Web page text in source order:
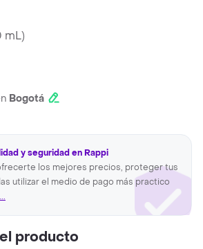
mL)
Bogotá
y seguridad en Rappi
los mejores precios, proteger tus
utilizar el medio de pago más practico
producto